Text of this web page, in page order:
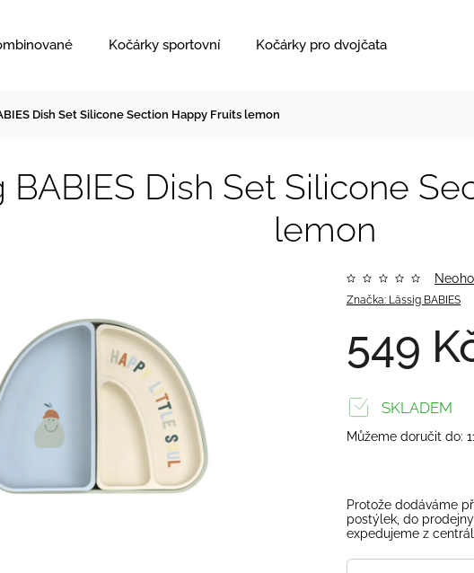
Kočárky sportovní Kočárky pro dvojčata
Dish Set Silicone Section Happy Fruits lemon
BABIES Dish Set Silicone
lemon
Značka: Lässig BABIES
549
SKLADEM
Můžeme doručit do:
Protože dodáváme
postýlek, do
expedujeme z